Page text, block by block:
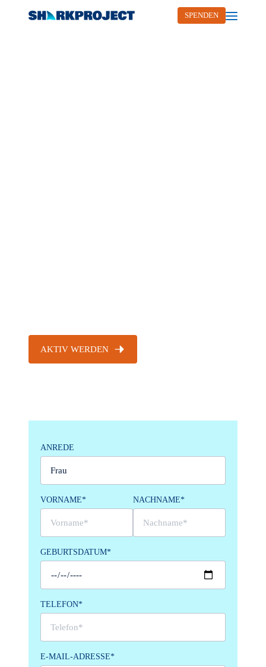
SPENDEN
Open
AKTIV WERDEN
ANREDE
VORNAME* NACHNAME*
GEBURTSDATUM*
TELEFON*
E-MAIL-ADRESSE*